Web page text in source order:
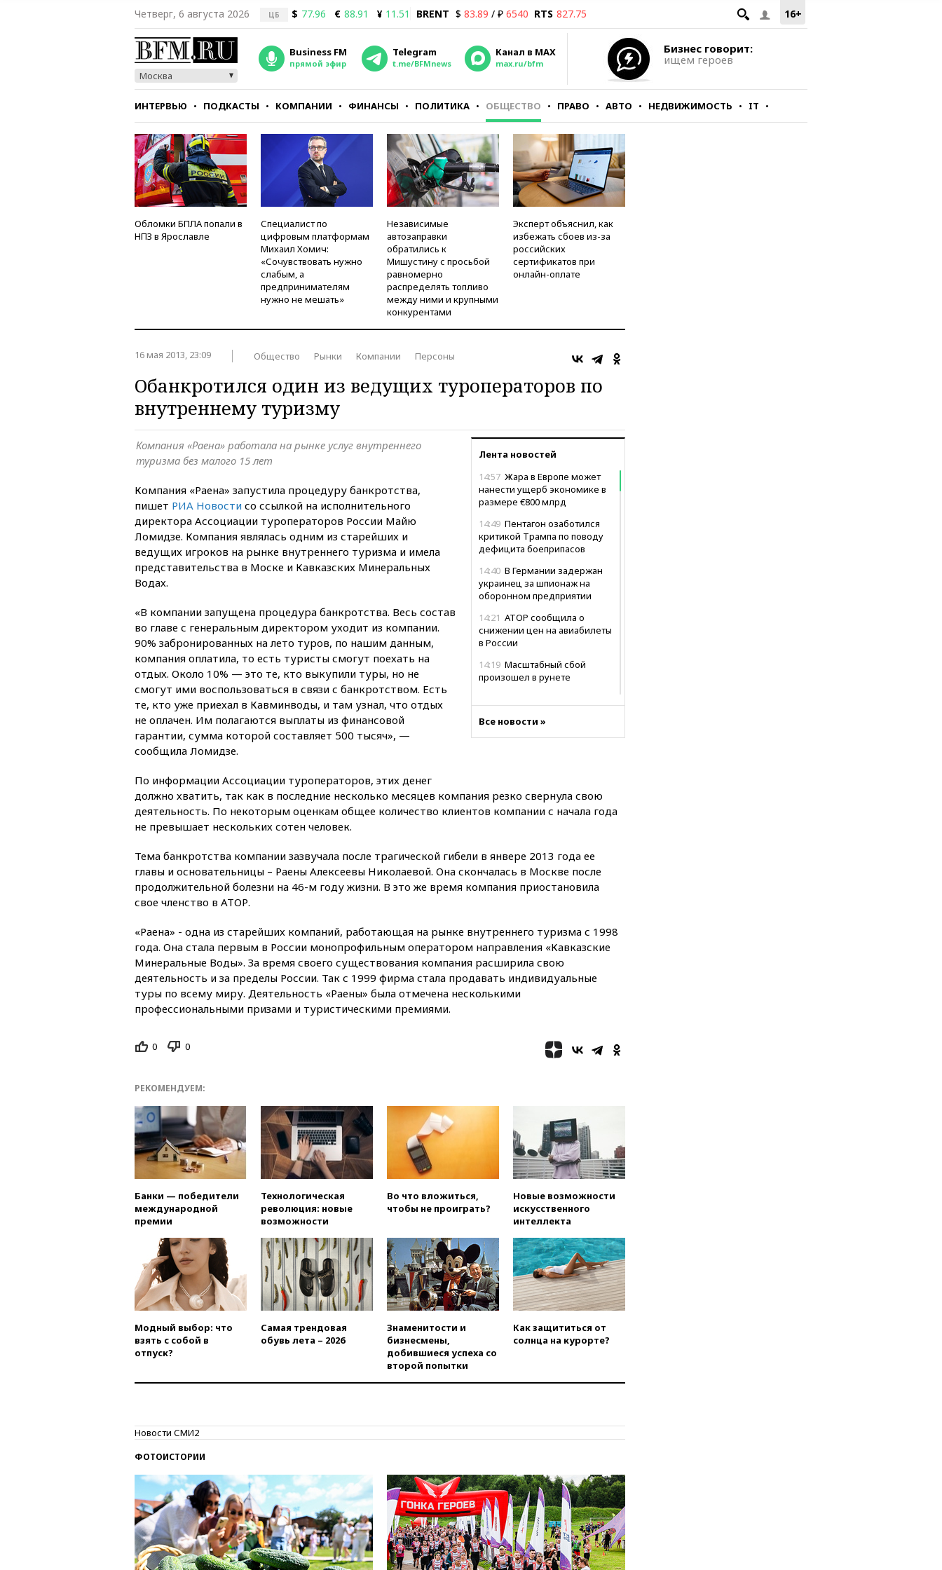
16+
Четверг, 6 августа 2026 ЦБ $ 77.96 € 88.91 ¥ 11.51 BRENT $ 83.89 / ₽ 6540 RTS 827.75
Москва
Business FM
прямой эфир
Telegram
t.me/BFMnews
Канал в MAX
max.ru/bfm
Бизнес говорит:
ищем героев
ИНТЕРВЬЮ ПОДКАСТЫ КОМПАНИИ ФИНАНСЫ ПОЛИТИКА ОБЩЕСТВО ПРАВО АВТО НЕДВИЖИМОСТЬ IT
СТИЛЬ ТЕСТЫ
Обломки БПЛА попали в
НПЗ в Ярославле
Специалист по
цифровым платформам
Михаил Хомич:
«Сочувствовать нужно
слабым, а
предпринимателям
нужно не мешать»
Независимые
автозаправки
обратились к
Мишустину с просьбой
равномерно
распределять топливо
между ними и крупными
конкурентами
Эксперт объяснил, как
избежать сбоев из-за
российских
сертификатов при
онлайн-оплате
16 мая 2013, 23:09 Общество Рынки Компании Персоны
Обанкротился один из ведущих туроператоров по
внутреннему туризму
Лента новостей
14:57 Жара в Европе может
нанести ущерб экономике в
размере €800 млрд
14:49 Пентагон озаботился
критикой Трампа по поводу
дефицита боеприпасов
14:40 В Германии задержан
украинец за шпионаж на
оборонном предприятии
14:21 АТОР сообщила о
снижении цен на авиабилеты
в России
14:19 Масштабный сбой
произошел в рунете
санкций
новый тоннель зеленой ветки
метро
сообщения
13:29Восемь человек
пострадали при наезде
со своим преемником
13:13 СК возбудил дело по
факту гибели женщины и
ребенка в Раменском
МВД: число
преступлений, связанных с
12:40
В Подмосковье
женщина и трехлетний
ребенок погибли при падении
В России с 1 сентября
изменятся билеты на
общественный транспорт
12:15
Иран и Оман
согласовали главные пункты
сделки по открытию
Ормузского пролива
11:58
Politico: США
восстановили обмен
разведданными с Украиной
расширила санкции против
обломки БПЛА упали в
критику мэра Хиросимы в
годовщину ядерной
10:57Оверчук заявил о
сокращении товарооборота
России и Армении на две
трети
10:54Президент ФИФА
Джанни Инфантино сумел
сохранить пост
Все новости »
Компания «Раена» работала на рынке услуг внутреннего
туризма без малого 15 лет
Компания «Раена» запустила процедуру банкротства,
пишет РИА Новости со ссылкой на исполнительного
директора Ассоциации туроператоров России Майю
Ломидзе. Компания являлась одним из старейших и
ведущих игроков на рынке внутреннего туризма и имела
представительства в Моске и Кавказских Минеральных
Водах.
«В компании запущена процедура банкротства. Весь состав
во главе с генеральным директором уходит из компании.
90% забронированных на лето туров, по нашим данным,
компания оплатила, то есть туристы смогут поехать на
отдых. Около 10% — это те, кто выкупили туры, но не
смогут ими воспользоваться в связи с банкротством. Есть
те, кто уже приехал в Кавминводы, и там узнал, что отдых
не оплачен. Им полагаются выплаты из финансовой
гарантии, сумма которой составляет 500 тысяч», —
сообщила Ломидзе.
По информации Ассоциации туроператоров, этих денег
должно хватить, так как в последние несколько месяцев компания резко свернула свою
деятельность. По некоторым оценкам общее количество клиентов компании с начала года
не превышает нескольких сотен человек.
Тема банкротства компании зазвучала после трагической гибели в янвере 2013 года ее
главы и основательницы – Раены Алексеевы Николаевой. Она скончалась в Москве после
продолжительной болезни на 46-м году жизни. В это же время компания приостановила
свое членство в АТОР.
«Раена» - одна из старейших компаний, работающая на рынке внутреннего туризма с 1998
года. Она стала первым в России монопрофильным оператором направления «Кавказские
Минеральные Воды». За время своего существования компания расширила свою
деятельность и за пределы России. Так с 1999 фирма стала продавать индивидуальные
туры по всему миру. Деятельность «Раены» была отмечена несколькими
профессиональными призами и туристическими премиями.
0 0
РЕКОМЕНДУЕМ:
Банки — победители
международной
премии
Технологическая
революция: новые
возможности
Во что вложиться,
чтобы не проиграть?
Новые возможности
искусственного
интеллекта
Модный выбор: что
взять с собой в
отпуск?
Самая трендовая
обувь лета – 2026
Знаменитости и
бизнесмены,
добившиеся успеха со
второй попытки
Как защититься от
солнца на курорте?
Новости СМИ2
ФОТОИСТОРИИ